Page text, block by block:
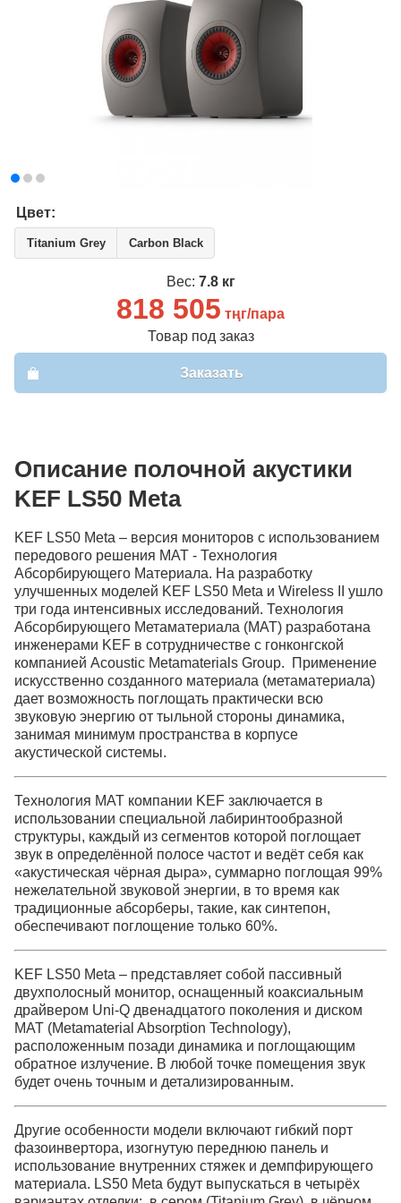
Цвет:
Titanium Grey Carbon Black
Вес: 7.8 кг
818 505 тңг/пара
Товар под заказ
Заказать
Описание полочной акустики
KEF LS50 Meta
KEF LS50 Meta – версия мониторов с использованием
передового решения МАТ - Технология
Абсорбирующего Материала. На разработку
улучшенных моделей KEF LS50 Meta и Wireless II ушло
три года интенсивных исследований. Технология
Абсорбирующего Метаматериала (MAT) разработана
инженерами KEF в сотрудничестве с гонконгской
компанией Acoustic Metamaterials Group. Применение
искусственно созданного материала (метаматериала)
дает возможность поглощать практически всю
звуковую энергию от тыльной стороны динамика,
занимая минимум пространства в корпусе
акустической системы.
Технология MAT компании KEF заключается в
использовании специальной лабиринтообразной
структуры, каждый из сегментов которой поглощает
звук в определённой полосе частот и ведёт себя как
«акустическая чёрная дыра», суммарно поглощая 99%
нежелательной звуковой энергии, в то время как
традиционные абсорберы, такие, как синтепон,
обеспечивают поглощение только 60%.
KEF LS50 Meta – представляет собой пассивный
двухполосный монитор, оснащенный коаксиальным
драйвером Uni-Q двенадцатого поколения и диском
MAT (Metamaterial Absorption Technology),
расположенным позади динамика и поглощающим
обратное излучение. В любой точке помещения звук
будет очень точным и детализированным.
Другие особенности модели включают гибкий порт
фазоинвертора, изогнутую переднюю панель и
использование внутренних стяжек и демпфирующего
материала. LS50 Meta будут выпускаться в четырёх
Регистрация
Имя*
Телефон
Город
Продолжить покупки